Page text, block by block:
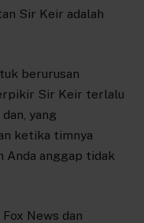
Sir Keir adalah
berurusan
Sir Keir terlalu
yang
ketika timnya
Anda anggap tidak
News dan